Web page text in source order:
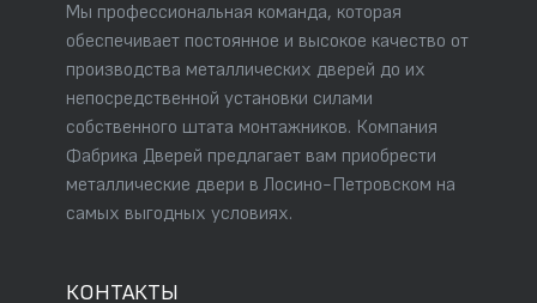
Мы профессиональная команда, которая
обеспечивает постоянное и высокое качество от
производства металлических дверей до их
непосредственной установки силами
собственного штата монтажников. Компания
Фабрика Дверей предлагает вам приобрести
металлические двери в Лосино-Петровском на
самых выгодных условиях.
КОНТАКТЫ